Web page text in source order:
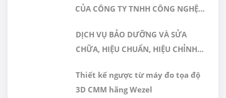
CỦA CÔNG TY TNHH CÔNG NGHỆ
NHẬN ĐÁP ỨNG TIÊU CHUẨN
ISO/IEC 17025:2017
DỊCH VỤ BẢO DƯỠNG VÀ SỬA
CHỮA, HIỆU CHUẨN, HIỆU CHỈNH
Thiết kế ngược từ máy đo tọa độ
3D CMM hãng Wezel